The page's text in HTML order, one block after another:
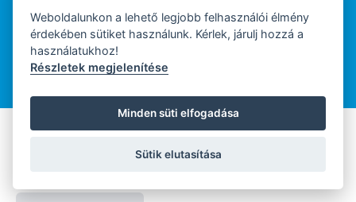
WEBFEJLESZTŐ
Weboldalunkon a lehető legjobb felhasználói élmény
érdekében sütiket használunk. Kérlek, járulj hozzá a
használatukhoz!
Részletek megjelenítése
Minden süti elfogadása
Sütik elutasítása